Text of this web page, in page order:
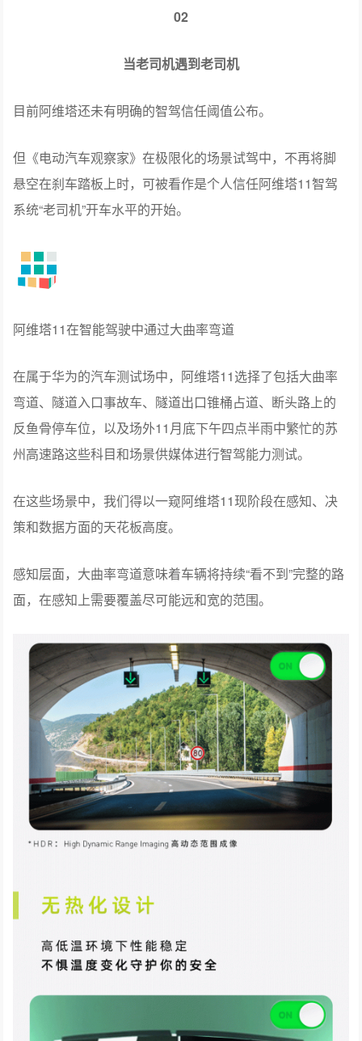
02
当老司机遇到老司机
目前阿维塔还未有明确的智驾信任阈值公布。
但《电动汽车观察家》在极限化的场景试驾中，不再将脚
悬空在刹车踏板上时，可被看作是个人信任阿维塔11智驾
系统“老司机”开车水平的开始。
阿维塔11在智能驾驶中通过大曲率弯道
在属于华为的汽车测试场中，阿维塔11选择了包括大曲率
弯道、隧道入口事故车、隧道出口锥桶占道、断头路上的
反鱼骨停车位，以及场外11月底下午四点半雨中繁忙的苏
州高速路这些科目和场景供媒体进行智驾能力测试。
在这些场景中，我们得以一窥阿维塔11现阶段在感知、决
策和数据方面的天花板高度。
感知层面，大曲率弯道意味着车辆将持续“看不到”完整的路
面，在感知上需要覆盖尽可能远和宽的范围。